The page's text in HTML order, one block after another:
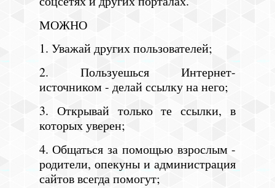
МОЖНО
1. Уважай других пользователей;
2. Пользуешься Интернет-
источником - делай ссылку на него;
3. Открывай только те ссылки, в
которых уверен;
4. Общаться за помощью взрослым -
родители, опекуны и администрация
сайтов всегда помогут;